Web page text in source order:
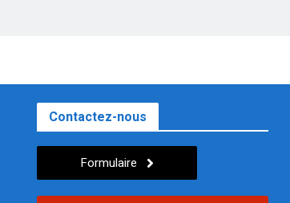
Contactez-nous
Formulaire